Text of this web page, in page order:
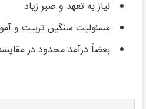
نیاز به تعهد و صبر زیاد
مسئولیت سنگین تربیت و
بعضاً درآمد محدود در